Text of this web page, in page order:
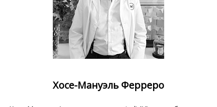
Хосе-Мануэль Ферреро